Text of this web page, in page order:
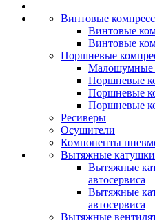
Винтовые
Винтовые
Винтовые
Поршневые
Малошумные
Поршневые
Поршневые
Поршневые
Ресиверы
Осушители
Компоненты
Вытяжные катушки
Вытяжные
автосервиса
Вытяжные
автосервиса
Вытяжные